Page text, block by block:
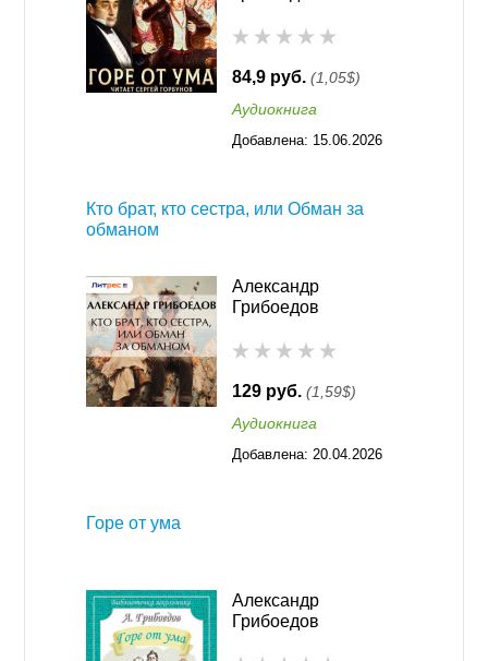
84,9 руб. (1,05$)
Аудиокнига
Добавлена: 15.06.2026
Кто брат, кто сестра, или Обман за
обманом
Александр
Грибоедов
129 руб. (1,59$)
Аудиокнига
Добавлена: 20.04.2026
Горе от ума
Александр
Грибоедов